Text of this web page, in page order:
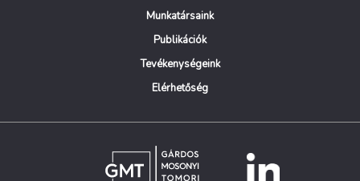
Munkatársaink
Publikációk
Tevékenységeink
Elérhetőség